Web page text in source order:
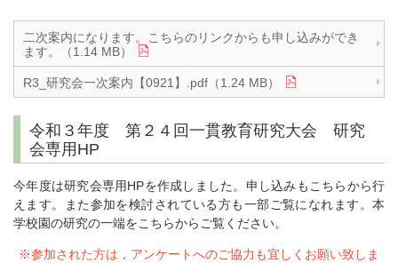
二次案内になります。こちらのリンクからも申し込みができ
ます。（1.14 MB）
R3_研究会一次案内【0921】.pdf（1.24 MB）
令和３年度 第２４回一貫教育研究大会 研究
会専用HP
今年度は研究会専用HPを作成しました。申し込みもこちらから行
えます。また参加を検討されている方も一部ご覧になれます。本
学校園の研究の一端をこちらからご覧ください。
※参加された方は，アンケートへのご協力も宜しくお願い致しま